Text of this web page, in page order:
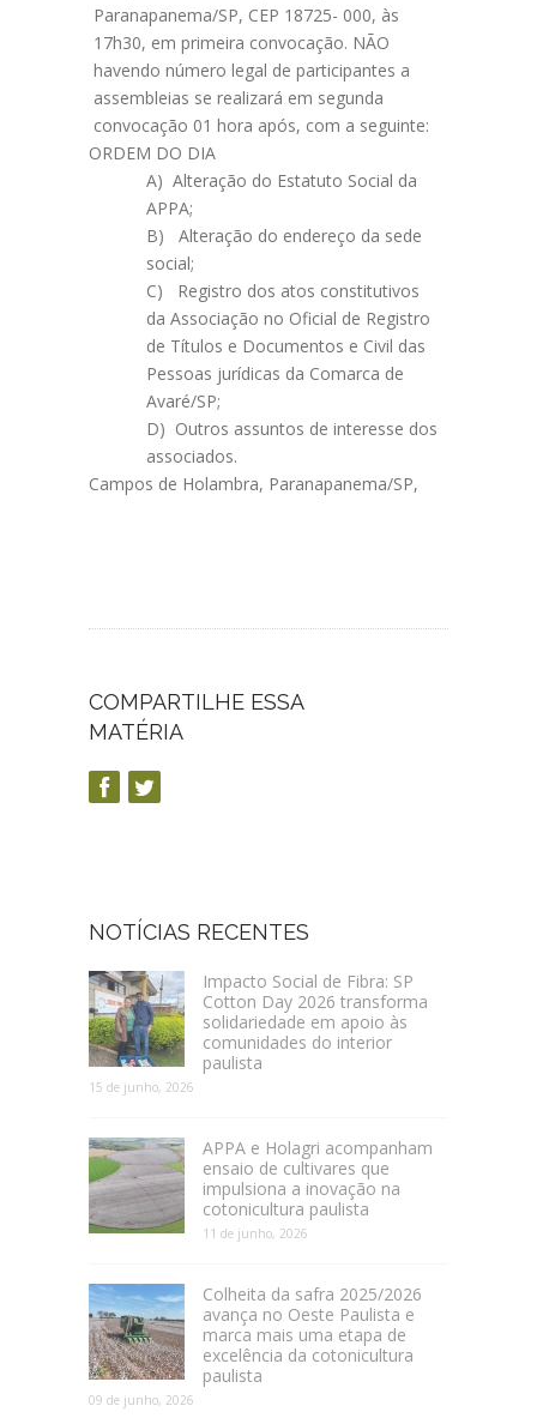
Paranapanema/SP, CEP 18725- 000, às
17h30, em primeira convocação. NÃO
havendo número legal de participantes a
assembleias se realizará em segunda
convocação 01 hora após, com a seguinte:
ORDEM DO DIA
A) Alteração do Estatuto Social da
APPA;
B) Alteração do endereço da sede
social;
C) Registro dos atos constitutivos
da Associação no Oficial de Registro
de Títulos e Documentos e Civil das
Pessoas jurídicas da Comarca de
Avaré/SP;
D) Outros assuntos de interesse dos
associados.
Campos de Holambra, Paranapanema/SP,
COMPARTILHE ESSA
MATÉRIA
NOTÍCIAS RECENTES
Impacto Social de Fibra: SP
Cotton Day 2026 transforma
solidariedade em apoio às
comunidades do interior
paulista
15 de junho, 2026
APPA e Holagri acompanham
ensaio de cultivares que
impulsiona a inovação na
cotonicultura paulista
11 de junho, 2026
Colheita da safra 2025/2026
avança no Oeste Paulista e
marca mais uma etapa de
excelência da cotonicultura
paulista
09 de junho, 2026